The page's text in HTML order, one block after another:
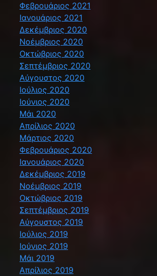
Φεβρουάριος 2021
Ιανουάριος 2021
Δεκέμβριος 2020
Νοέμβριος 2020
Οκτώβριος 2020
Σεπτέμβριος 2020
Αύγουστος 2020
Ιούλιος 2020
Ιούνιος 2020
Μάι 2020
Απρίλιος 2020
Μάρτιος 2020
Φεβρουάριος 2020
Ιανουάριος 2020
Δεκέμβριος 2019
Νοέμβριος 2019
Οκτώβριος 2019
Σεπτέμβριος 2019
Αύγουστος 2019
Ιούλιος 2019
Ιούνιος 2019
Μάι 2019
Απρίλιος 2019